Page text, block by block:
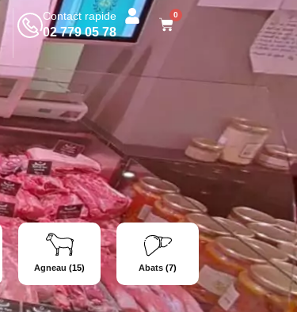
Contact rapide
02 779 05 78
0
Agneau (15) Abats (7)